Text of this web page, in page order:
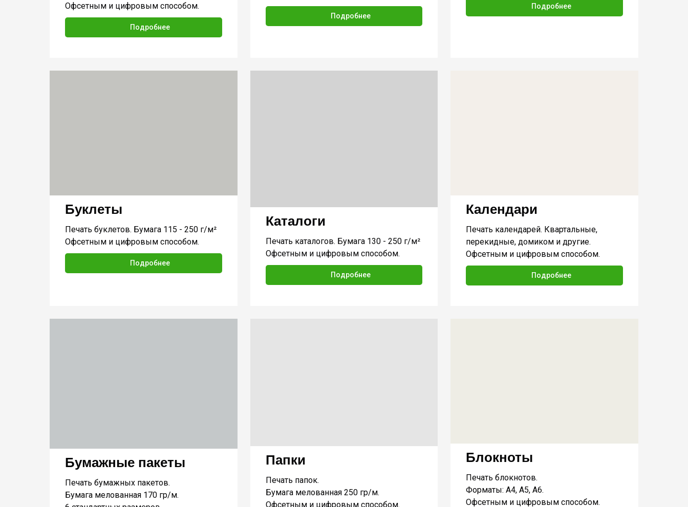
Офсетным и цифровым способом.
Подробнее
Подробнее
Подробнее
Буклеты
Печать буклетов. Бумага 115 - 250 г/м²
Офсетным и цифровым способом.
Подробнее
Каталоги
Печать каталогов. Бумага 130 - 250 г/м²
Офсетным и цифровым способом.
Подробнее
Календари
Печать календарей. Квартальные,
перекидные, домиком и другие.
Офсетным и цифровым способом.
Подробнее
Бумажные пакеты
Печать бумажных пакетов.
Бумага мелованная 170 гр/м.
Папки
Печать папок.
Бумага мелованная 250 гр/м.
Офсетным и цифровым способом.
Блокноты
Печать блокнотов.
Форматы: А4, А5, А6.
Офсетным и цифровым способом.